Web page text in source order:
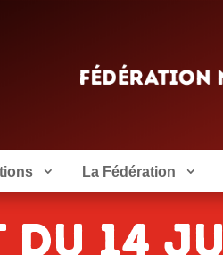
La Fédération
du 14